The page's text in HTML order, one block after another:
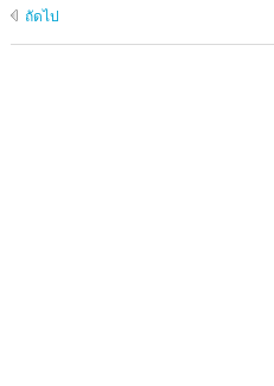
ถัดไป